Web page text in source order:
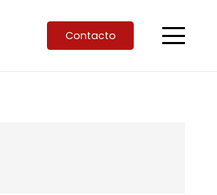
Contacto